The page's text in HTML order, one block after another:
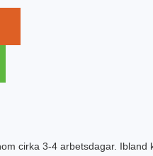
cirka 3-4 arbetsdagar. Ibland